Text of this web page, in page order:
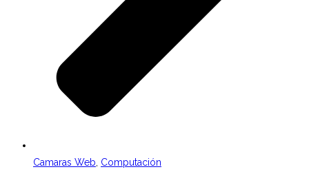
Camaras Web, Computación